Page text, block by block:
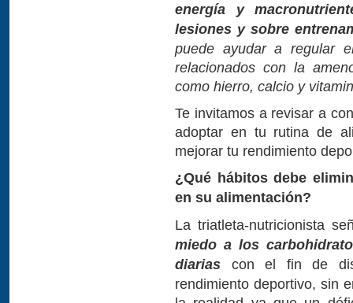
energía y
lesiones y sobre
puede ayudar a regular
relacionados con la
como hierro, calcio y
Te invitamos a revisar a
adoptar en tu rutina de
mejorar tu rendimiento
¿Qué hábitos debe
en su alimentación?
La triatleta-nutricionista
miedo a los
diarias con el fin de
rendimiento deportivo, sin